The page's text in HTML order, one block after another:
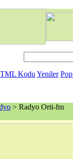
Kodu Yeniler
> Radyo Orti-fm